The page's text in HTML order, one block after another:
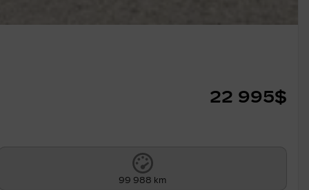
22 995$
99 988 km